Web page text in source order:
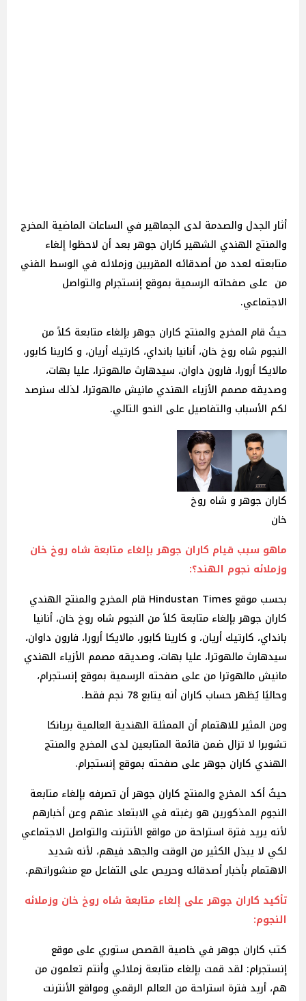
أثار الجدل والصدمة لدى الجماهير في الساعات الماضية المخرج
والمنتج الهندي الشهير كاران جوهر بعد أن لاحظوا إلغاء
متابعته لعدد من أصدقائه المقربين وزملائه في الوسط الفني
من على صفحاته الرسمية بموقع إنستجرام والتواصل
الاجتماعي.
حيثُ قام المخرج والمنتج كاران جوهر بإلغاء متابعة كلاً من
النجوم شاه روخ خان، أنانيا بانداي، كارتيك أريان، و كارينا كابور،
مالايكا أرورا، فارون داوان، سيدهارث مالهوترا، عليا بهات،
وصديقه مصمم الأزياء الهندي مانيش مالهوترا، لذلك سنرصد
لكم الأسباب والتفاصيل على النحو التالي.
كاران جوهر و شاه روخ
خان
ماهو سبب قيام كاران جوهر بإلغاء متابعة شاه روخ خان
وزملائه نجوم الهند؟:
بحسب موقع Hindustan Times قام المخرج والمنتج الهندي
كاران جوهر بإلغاء متابعة كلاً من النجوم شاه روخ خان، أنانيا
بانداي، كارتيك أريان، و كارينا كابور، مالايكا أرورا، فارون داوان،
سيدهارث مالهوترا، عليا بهات، وصديقه مصمم الأزياء الهندي
مانيش مالهوترا من على صفحته الرسمية بموقع إنستجرام،
وحاليًا يُظهر حساب كاران أنه يتابع 78 نجم فقط.
ومن المثير للاهتمام أن الممثلة الهندية العالمية بريانكا
تشوبرا لا تزال ضمن قائمة المتابعين لدى المخرج والمنتج
الهندي كاران جوهر على صفحته بموقع إنستجرام.
حيثُ أكد المخرج والمنتج كاران جوهر أن تصرفه بإلغاء متابعة
النجوم المذكورين هو رغبته في الابتعاد عنهم وعن أخبارهم
لأنه يريد فترة استراحة من مواقع الأنترنت والتواصل الاجتماعي
لكي لا يبذل الكثير من الوقت والجهد فيهم، لأنه شديد
الاهتمام بأخبار أصدقائه وحريص على التفاعل مع منشوراتهم.
تأكيد كاران جوهر على إلغاء متابعة شاه روخ خان وزملائه
النجوم:
كتب كاران جوهر في خاصية القصص ستوري على موقع
إنستجرام: لقد قمت بإلغاء متابعة زملائي وأنتم تعلمون من
هم، أريد فترة استراحة من العالم الرقمي ومواقع الأنترنت